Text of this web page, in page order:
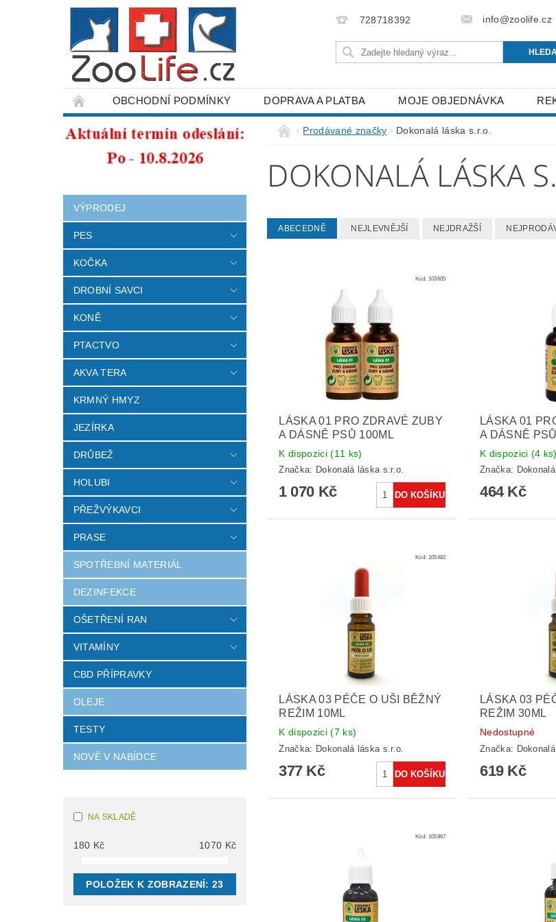
728718392 info@zoolife.cz
OBCHODNÍ PODMÍNKY DOPRAVA A PLATBA MOJE OBJEDNÁVKA
ODSTOUPENÍ OD SMLOUVY
VÝPRODEJ
PES
KOČKA
DROBNÍ SAVCI
KONĚ
PTACTVO
AKVA TERA
KRMNÝ HMYZ
JEZÍRKA
DRŮBEŽ
HOLUBI
PŘEŽVÝKAVCI
PRASE
SPOTŘEBNÍ MATERIÁL
DEZINFEKCE
OŠETŘENÍ RAN
VITAMÍNY
CBD PŘÍPRAVKY
OLEJE
TESTY
NOVĚ V NABÍDCE
NA SKLADĚ
180 Kč 1070 Kč
POLOŽEK K ZOBRAZENÍ:23
Prodávané značky Dokonalá láska s.r.o.
DOKONALÁ LÁSKA
ABECEDNĚ NEJLEVNĚJŠÍ NEJDRAŽŠÍ
Kód: 103605
LÁSKA 01 PRO ZDRAVÉ ZUBY
A DÁSNĚ PSŮ 100ML
K dispozici(11 ks)
Značka: Dokonalá láska s.r.o.
1 070 Kč
LÁSKA 01
A DÁSNĚ
K dispozici (4 ks)
Značka:
464 Kč
Kód: 105482
LÁSKA 03 PÉČE O UŠI BĚŽNÝ
REŽIM 10ML
K dispozici(7 ks)
Značka: Dokonalá láska s.r.o.
377 Kč
LÁSKA 03
REŽIM 30ML
Nedostupné
Značka:
619 Kč
Kód: 105867